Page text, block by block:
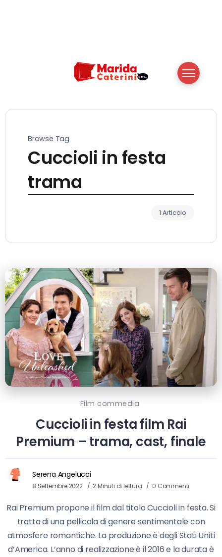
Browse Tag
Cuccioli in festa
trama
1 Articolo
Film commedia
Cuccioli in festa film Rai
Premium – trama, cast, finale
Serena Angelucci
8 Settembre 2022 2 Minuti di lettura 0 Commenti
Rai Premium propone il film dal titolo Cuccioli in festa. Si
tratta di una pellicola di genere sentimentale con
atmosfere romantiche. La produzione è degli Stati Uniti
d’America. L’anno di realizzazione è il 2016 e la durata è